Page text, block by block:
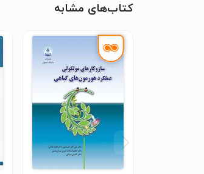
کتاب‌های مشابه